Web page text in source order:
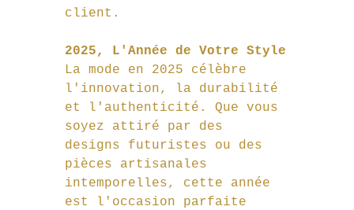
client.
2025, L'Année de Votre Style
La mode en 2025 célèbre
l'innovation, la durabilité
et l'authenticité. Que vous
soyez attiré par des
designs futuristes ou des
pièces artisanales
intemporelles, cette année
est l'occasion parfaite